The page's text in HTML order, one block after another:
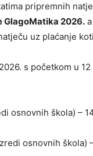
pripremnih
GlagoMatika 2026.
uz plaćanje
s početkom u
osnovnih škola) –
osnovnih škola)